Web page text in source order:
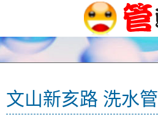
文山新亥路 洗水管